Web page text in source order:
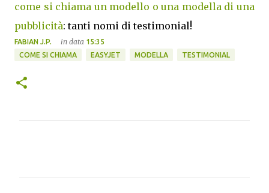
come si chiama un modello o una modella di una
pubblicità: tanti nomi di testimonial!
FABIAN J.P. in data 15:35
COME SI CHIAMA
EASYJET MODELLA TESTIMONIAL